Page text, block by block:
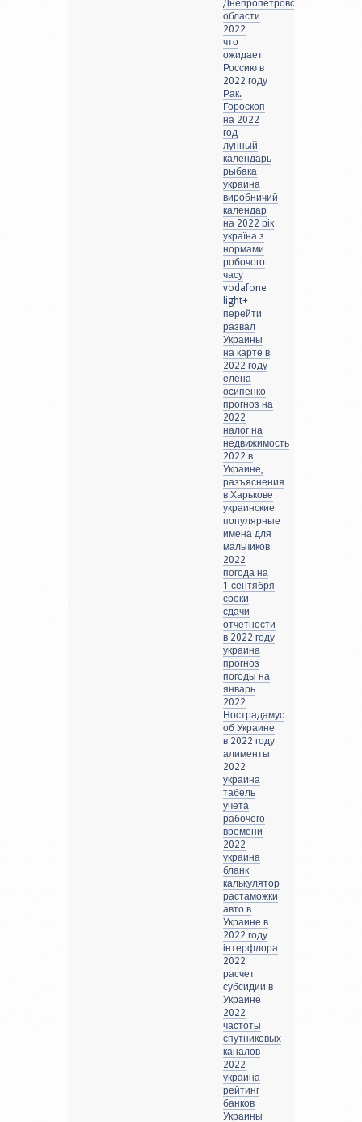
Днепропетровской
области
2022
что
ожидает
Россию в
2022 году
Рак.
Гороскоп
на 2022
год
лунный
календарь
рыбака
украина
виробничий
календар
на 2022 рік
україна з
нормами
робочого
часу
vodafone
light+
перейти
развал
Украины
на карте в
2022 году
елена
осипенко
прогноз на
2022
налог на
недвижимость
2022 в
Украине,
разъяснения
в Харькове
украинские
популярные
имена для
мальчиков
2022
погода на
1 сентября
сроки
сдачи
отчетности
в 2022 году
украина
прогноз
погоды на
январь
2022
Нострадамус
об Украине
в 2022 году
алименты
2022
украина
табель
учета
рабочего
времени
2022
украина
бланк
калькулятор
растаможки
авто в
Украине в
2022 году
інтерфлора
2022
расчет
субсидии в
Украине
2022
частоты
спутниковых
каналов
2022
украина
рейтинг
банков
Украины